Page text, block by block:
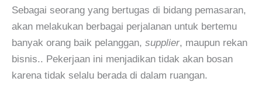
Sebagai seorang yang bertugas di bidang pemasaran,
akan melakukan berbagai perjalanan untuk bertemu
banyak orang baik pelanggan, supplier, maupun rekan
bisnis.. Pekerjaan ini menjadikan tidak akan bosan
karena tidak selalu berada di dalam ruangan.